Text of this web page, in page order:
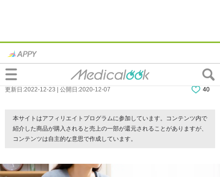
なぜ？膀胱にチクチクとした痛み…膀胱炎
や結石かも。病院は何科？
更新日:2022-12-23 | 公開日:2020-12-07 40
本サイトはアフィリエイトプログラムに参加しています。コンテンツ内で
紹介した商品が購入されると売上の一部が還元されることがありますが、
コンテンツは自主的な意思で作成しています。